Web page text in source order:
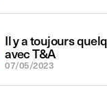
Il y a toujours
avec T&A
07/05/2023